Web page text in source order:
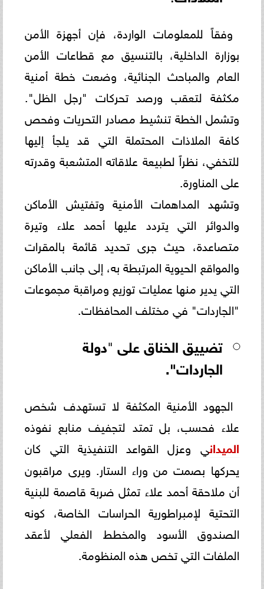
وفقاً للمعلومات الواردة، فإن أجهزة الأمن
بوزارة الداخلية، بالتنسيق مع قطاعات الأمن
العام والمباحث الجنائية، وضعت خطة أمنية
مكثفة لتعقب ورصد تحركات "رجل الظل".
وتشمل الخطة تنشيط مصادر التحريات وفحص
كافة الملاذات المحتملة التي قد يلجأ إليها
للتخفي، نظراً لطبيعة علاقاته المتشعبة وقدرته
على المناورة.
وتشهد المداهمات الأمنية وتفتيش الأماكن
والدوائر التي يتردد عليها أحمد علاء وتيرة
متصاعدة، حيث جرى تحديد قائمة بالمقرات
والمواقع الحيوية المرتبطة به، إلى جانب الأماكن
التي يدير منها عمليات توزيع ومراقبة مجموعات
"الجاردات" في مختلف المحافظات.
تضييقالخناقعلى "دولة
الجاردات".
الجهود الأمنية المكثفة لا تستهدف شخص
علاء فحسب، بل تمتد لتجفيف منابع نفوذه
الميداني وعزل القواعد التنفيذية التي كان
يحركها بصمت من وراء الستار. ويرى مراقبون
أن ملاحقة أحمد علاء تمثل ضربة قاصمة للبنية
التحتية لإمبراطورية الحراسات الخاصة، كونه
الصندوق الأسود والمخطط الفعلي لأعقد
الملفات التي تخص هذه المنظومة.